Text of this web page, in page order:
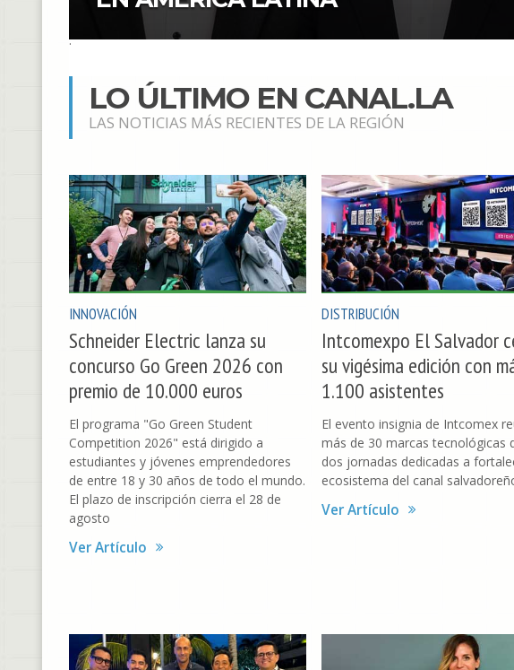
LO ÚLTIMO EN CANAL.LA
LAS NOTICIAS MÁS RECIENTES DE LA REGIÓN
INNOVACIÓN
Schneider Electric lanza su
concurso Go Green 2026 con
premio de 10.000 euros
El programa "Go Green Student
Competition 2026" está dirigido a
estudiantes y jóvenes emprendedores
de entre 18 y 30 años de todo el mundo.
El plazo de inscripción cierra el 28 de
agosto
Ver Artículo
DISTRIBUCIÓN
Intcomexpo El Salvador
su vigésima edición con
1.100 asistentes
El evento insignia de Intcomex
más de 30 marcas tecnológicas
dos jornadas dedicadas a
ecosistema del canal
Ver Artículo